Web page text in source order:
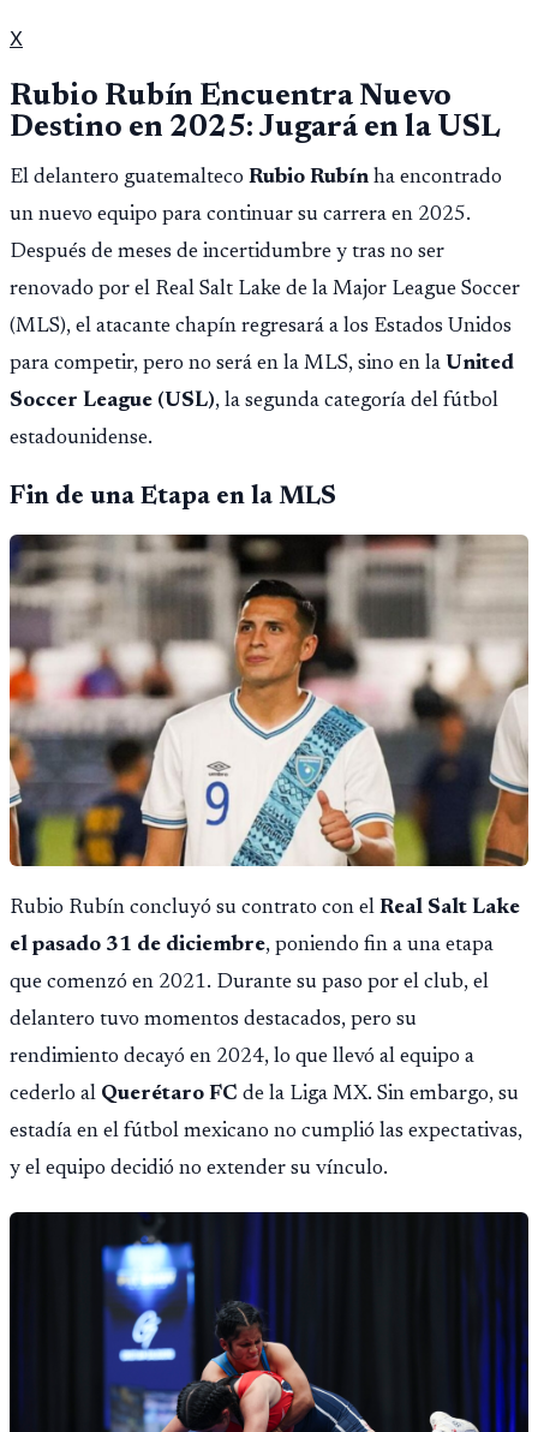
X
Rubio Rubín Encuentra Nuevo
Destino en 2025: Jugará en la USL
El delantero guatemalteco Rubio Rubín ha encontrado
un nuevo equipo para continuar su carrera en 2025.
Después de meses de incertidumbre y tras no ser
renovado por el Real Salt Lake de la Major League Soccer
(MLS), el atacante chapín regresará a los Estados Unidos
para competir, pero no será en la MLS, sino en la United
Soccer League (USL), la segunda categoría del fútbol
estadounidense.
Fin de una Etapa en la MLS
Rubio Rubín concluyó su contrato con el Real Salt Lake
el pasado 31 de diciembre, poniendo fin a una etapa
que comenzó en 2021. Durante su paso por el club, el
delantero tuvo momentos destacados, pero su
rendimiento decayó en 2024, lo que llevó al equipo a
cederlo al Querétaro FC de la Liga MX. Sin embargo, su
estadía en el fútbol mexicano no cumplió las expectativas,
y el equipo decidió no extender su vínculo.